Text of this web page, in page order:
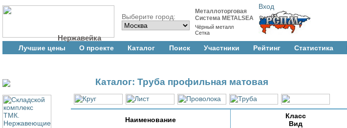
Нержавейка
Выберите город:
Металлоторговая
Система METALSEA
Чёрный металл
Сетка
Вход
Лучшие цены О проекте Каталог Поиск Участники Рейтинг Cтатистика
Каталог: Труба профильная матовая
Наименование
Класс
Вид